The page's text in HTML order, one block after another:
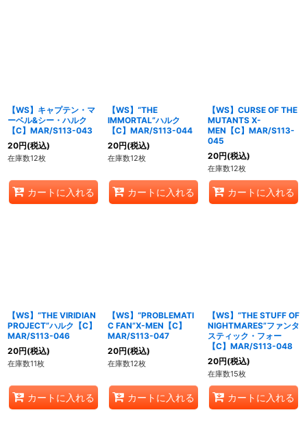
【WS】キャプテン・マ
ーベル&シー・ハルク
【C】MAR/S113-043
20円(税込)
在庫数12枚
カートに入れる
【WS】“THE
IMMORTAL”ハルク
【C】MAR/S113-044
20円(税込)
在庫数12枚
カートに入れる
【WS】CURSE OF THE
MUTANTS X-
MEN【C】MAR/S113-
045
20円(税込)
在庫数12枚
カートに入れる
【WS】“THE VIRIDIAN
PROJECT”ハルク【C】
MAR/S113-046
20円(税込)
在庫数11枚
カートに入れる
【WS】“PROBLEMATI
C FAN”X-MEN【C】
MAR/S113-047
20円(税込)
在庫数12枚
カートに入れる
【WS】“THE STUFF OF
NIGHTMARES”ファンタ
スティック・フォー
【C】MAR/S113-048
20円(税込)
在庫数15枚
カートに入れる